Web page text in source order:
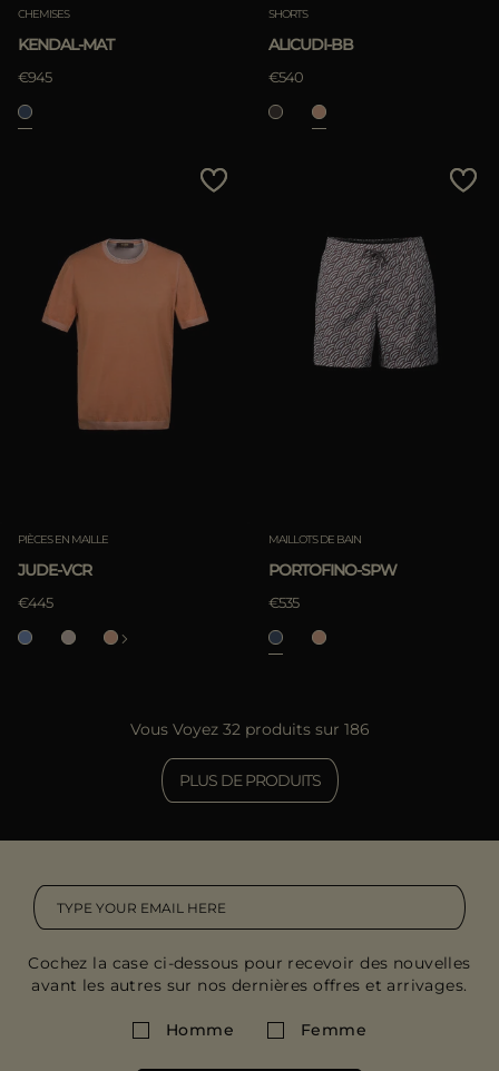
CHEMISES
KENDAL-MAT
€945
SHORTS
ALICUDI-BB
€540
PIÈCES EN MAILLE
JUDE-VCR
€445
MAILLOTS DE BAIN
PORTOFINO-SPW
€535
Vous Voyez 32 produits sur 186
PLUS DE PRODUITS
Cochez la case ci-dessous pour recevoir des nouvelles
avant les autres sur nos dernières offres et arrivages.
Homme Femme